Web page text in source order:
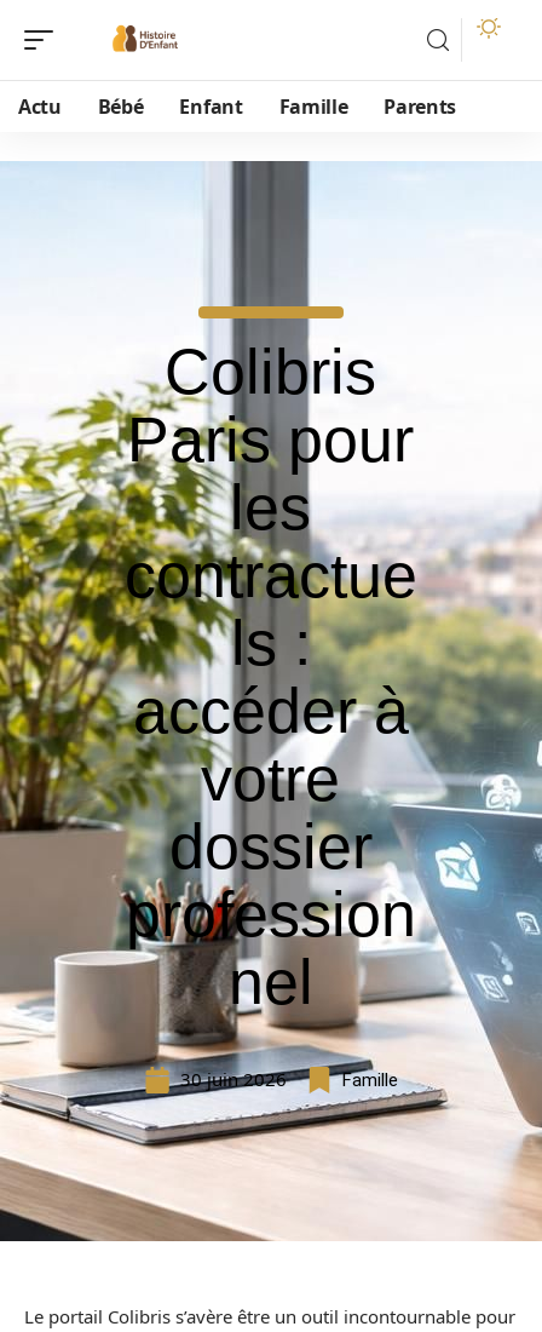
Actu Bébé Enfant Famille Parents
Colibris
Paris pour
les
contractue
ls :
accéder à
votre
dossier
profession
nel
30 juin 2026 Famille
Le portail Colibris s’avère être un outil incontournable pour